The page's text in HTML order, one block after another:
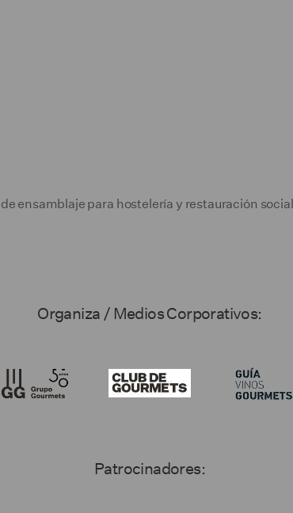
ensamblaje para hostelería y restauración
Organiza / Medios Corporativos:
Patrocinadores: